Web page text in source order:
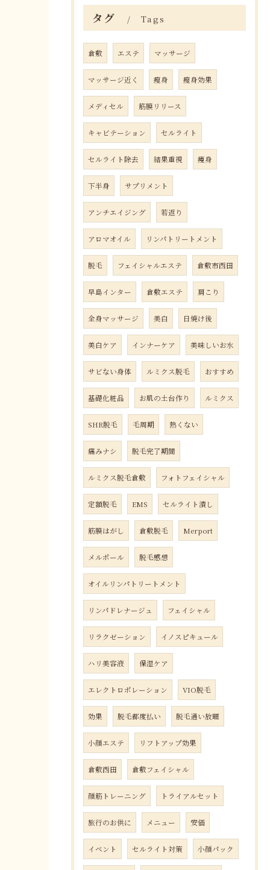
タグ Tags
倉敷 エステ マッサージ
マッサージ近く 瘦身 瘦身効果
メディセル 筋膜リリース
キャビテーション セルライト
セルライト除去 結果重視 痩身
下半身 サプリメント
アンチエイジング 若返り
アロマオイル リンパトリートメント
脱毛 フェイシャルエステ 倉敷市西田
早島インター 倉敷エステ 肩こり
全身マッサージ 美白 日焼け後
美白ケア インナーケア 美味しいお水
サビない身体 ルミクス脱毛 おすすめ
基礎化粧品 お肌の土台作り ルミクス
SHR脱毛 毛周期 熱くない
痛みナシ 脱毛完了期間
ルミクス脱毛倉敷 フォトフェイシャル
定額脱毛 EMS セルライト潰し
筋膜はがし 倉敷脱毛 Merport
メルポール 脱毛感想
オイルリンパトリートメント
リンパドレナージュ フェイシャル
リラクゼーション イノスピキュール
ハリ美容液 保湿ケア
エレクトロポレーション VIO脱毛
効果 脱毛都度払い 脱毛通い放題
小顔エステ リフトアップ効果
倉敷西田 倉敷フェイシャル
顔筋トレーニング トライアルセット
旅行のお供に メニュー 安価
イベント セルライト対策 小顔パック